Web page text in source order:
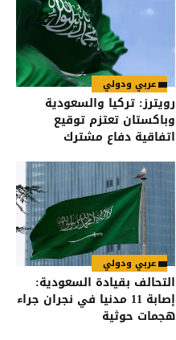
عربي ودولي
رويترز: تركيا والسعودية
وباكستان تعتزم توقيع
اتفاقية دفاع مشترك
عربي ودولي
التحالف بقيادة السعودية:
إصابة 11 مدنيا في نجران جراء
هجمات حوثية